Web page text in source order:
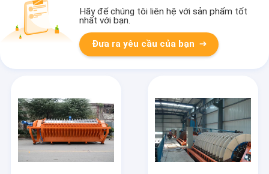
Hãy để chúng tôi liên hệ với sản phẩm tốt
nhất với bạn.
Đưa ra yêu cầu của bạn